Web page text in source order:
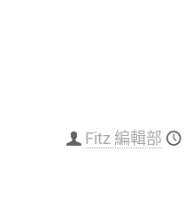
Fitz 編輯部